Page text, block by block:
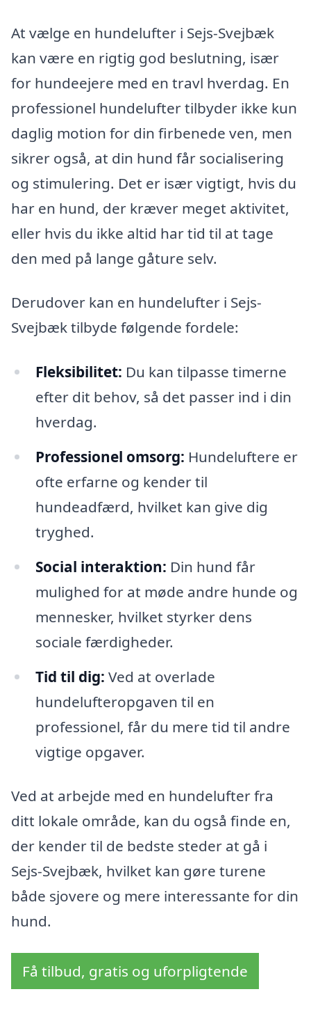
At vælge en hundelufter i Sejs-Svejbæk
kan være en rigtig god beslutning, især
for hundeejere med en travl hverdag. En
professionel hundelufter tilbyder ikke kun
daglig motion for din firbenede ven, men
sikrer også, at din hund får socialisering
og stimulering. Det er især vigtigt, hvis du
har en hund, der kræver meget aktivitet,
eller hvis du ikke altid har tid til at tage
den med på lange gåture selv.
Derudover kan en hundelufter i Sejs-
Svejbæk tilbyde følgende fordele:
Fleksibilitet: Du kan tilpasse timerne
efter dit behov, så det passer ind i din
hverdag.
Professionel omsorg: Hundeluftere er
ofte erfarne og kender til
hundeadfærd, hvilket kan give dig
tryghed.
Social interaktion: Din hund får
mulighed for at møde andre hunde og
mennesker, hvilket styrker dens
sociale færdigheder.
Tid til dig: Ved at overlade
hundelufteropgaven til en
professionel, får du mere tid til andre
vigtige opgaver.
Ved at arbejde med en hundelufter fra
ditt lokale område, kan du også finde en,
der kender til de bedste steder at gå i
Sejs-Svejbæk, hvilket kan gøre turene
både sjovere og mere interessante for din
hund.
Få tilbud, gratis og uforpligtende